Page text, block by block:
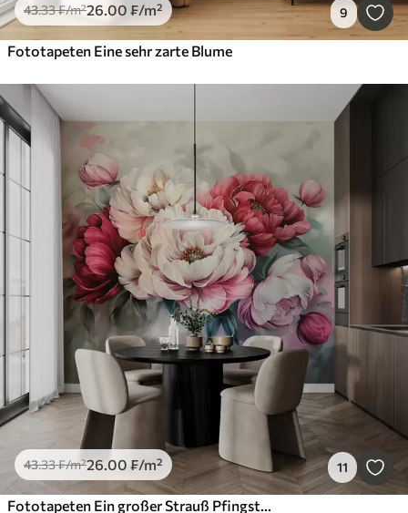
43.33₣/m²26.00 ₣/m² 9
Fototapeten Eine sehr zarte Blume
43.33₣/m²26.00 ₣/m² 11
Fototapeten Ein großer Strauß Pfingstrosen